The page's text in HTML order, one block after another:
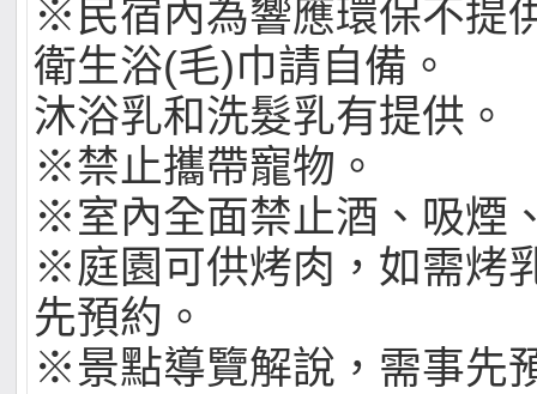
※民宿內為響應環保不提
衛生浴(毛)巾請自備。
沐浴乳和洗髮乳有提供。
※禁止攜帶寵物。
※室內全面禁止酒、吸煙
※庭園可供烤肉，如需烤
先預約。
※景點導覽解說，需事先